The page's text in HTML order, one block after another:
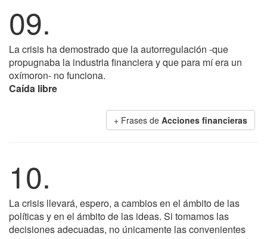
09.
La crisis ha demostrado que la autorregulación -que
propugnaba la industria financiera y que para mí era un
oxímoron- no funciona.
Caída libre
+ Frases de Acciones financieras
10.
La crisis llevará, espero, a cambios en el ámbito de las
políticas y en el ámbito de las ideas. Si tomamos las
decisiones adecuadas, no únicamente las convenientes